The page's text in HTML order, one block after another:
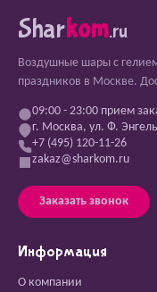
Sharkom.ru
Воздушные шары с
праздников в Москве.
09:00 - 23:00 прием
г. Москва, ул. Ф.
+7 (495) 120-11-26
zakaz@sharkom.ru
Заказать звонок
Информация
О компании